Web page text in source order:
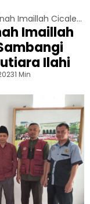
Gencarkan Rabtah, Lajnah Imaillah Cicalengka Bandung Sambangi Yayasan Anak Yatim Mutiara Ilahi
Imaillah
Ilahi
1 Min